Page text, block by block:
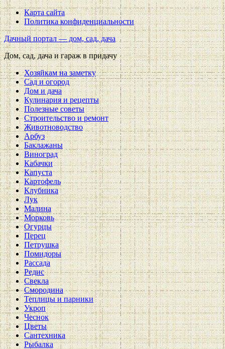
Карта сайта
Политика конфиденциальности
Дачный портал — дом, сад, дача
Дом, сад, дача и гараж в придачу
Хозяйкам на заметку
Сад и огород
Дом и дача
Кулинария и рецепты
Полезные советы
Строительство и ремонт
Животноводство
Арбуз
Баклажаны
Виноград
Кабачки
Капуста
Картофель
Клубника
Лук
Малина
Морковь
Огурцы
Перец
Петрушка
Помидоры
Рассада
Редис
Свекла
Смородина
Теплицы и парники
Укроп
Чеснок
Цветы
Сантехника
Рыбалка